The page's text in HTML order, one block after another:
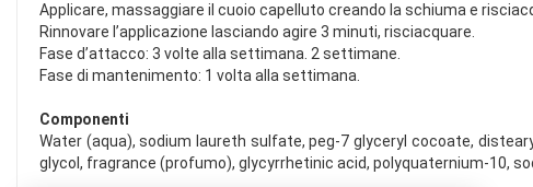
Applicare, massaggiare il cuoio capelluto creando la schiuma e
Rinnovare l’applicazione lasciando agire 3 minuti, risciacquare.
Fase d’attacco: 3 volte alla settimana. 2 settimane.
Fase di mantenimento: 1 volta alla settimana.
Componenti
Water (aqua), sodium laureth sulfate, peg-7 glyceryl cocoate,
glycol, fragrance (profumo), glycyrrhetinic acid, polyquaternium-10,